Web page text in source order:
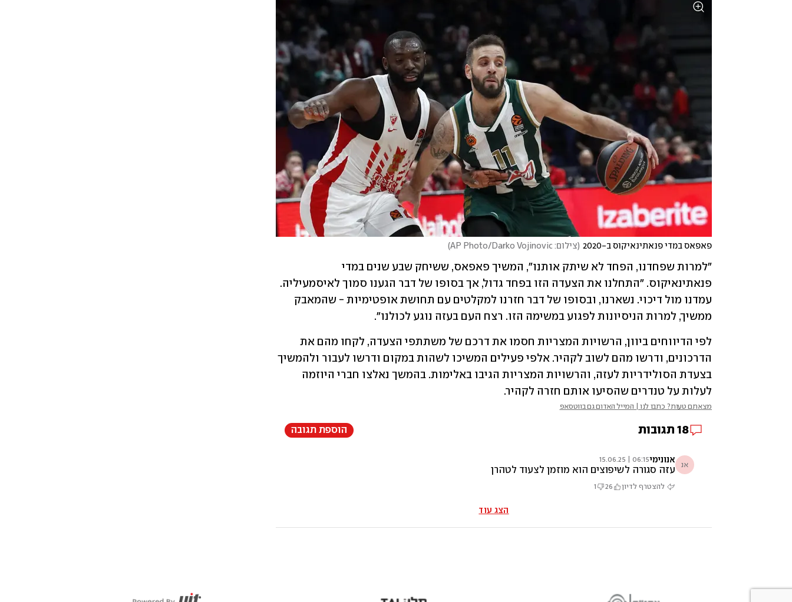
פאפאס במדי פנאתינאיקוס ב-2020 (צילום: AP Photo/Darko Vojinovic )
ממשיך, למרות הניסיונות לפגוע במשימה הזו. רצח העם בעזה נוגע לכולנו".
לעלות על טנדרים שהסיעו אותם חזרה לקהיר.
מצאתם טעות? כתבו לנו | המייל האדום גם בווטסאפ
18 תגובות הוספת תגובה
אנ אנונימי06:15 | 15.06.25
עזה סגורה לשיפוצים הוא מוזמן לצעוד לטהרן
להצטרף לדיון 26
1
הצג עוד